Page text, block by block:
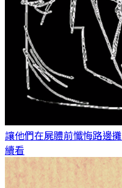
讓他們在屍體前懺悔路邊攤
續看